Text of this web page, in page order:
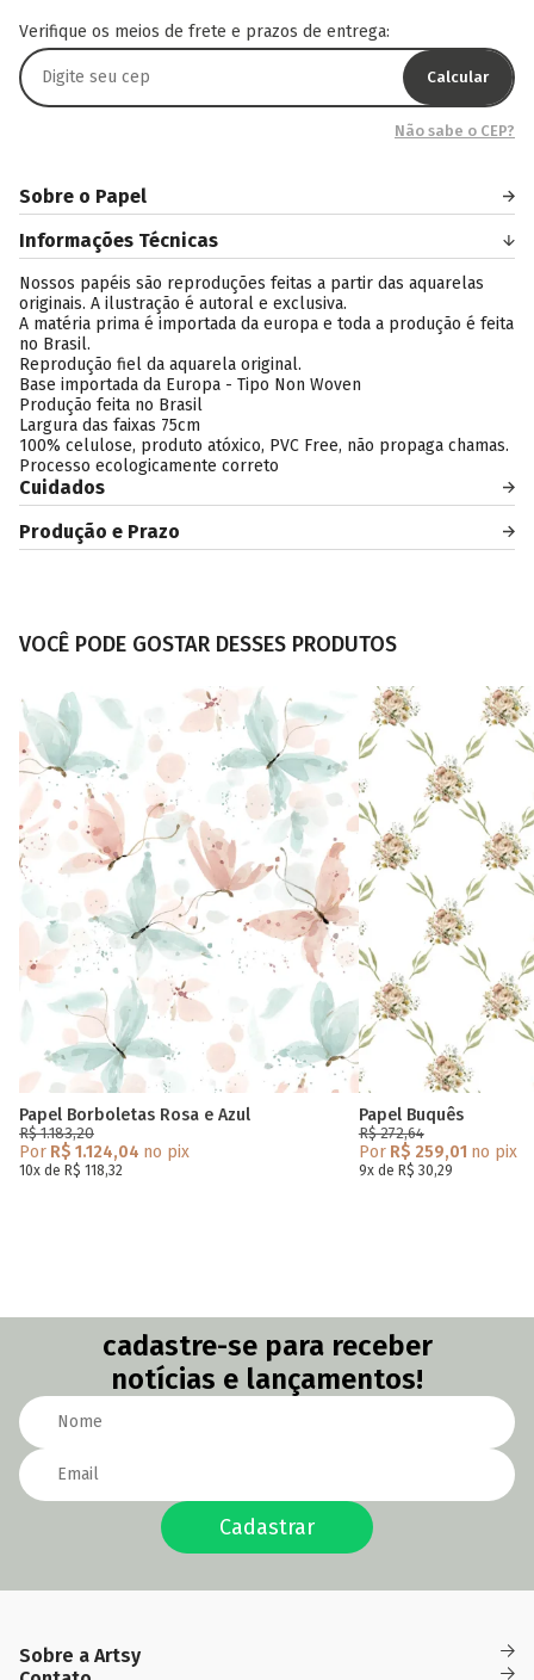
Verifique os meios de frete e prazos de entrega:
Calcular
Não sabe o CEP?
Sobre o Papel
Informações Técnicas
Nossos papéis são reproduções feitas a partir das aquarelas
originais. A ilustração é autoral e exclusiva.
A matéria prima é importada da europa e toda a produção é feita
no Brasil.
Reprodução fiel da aquarela original.
Base importada da Europa - Tipo Non Woven
Produção feita no Brasil
Largura das faixas 75cm
100% celulose, produto atóxico, PVC Free, não propaga chamas.
Processo ecologicamente correto
Cuidados
Produção e Prazo
VOCÊ PODE GOSTAR DESSES PRODUTOS
Papel Borboletas Rosa e Azul
R$ 1.183,20
Por R$ 1.124,04 no pix
10x de R$ 118,32
Papel Buquês
R$ 272,64
PorR$ 259,01 no pix
9x de R$ 30,29
cadastre-se para receber
notícias e lançamentos!
Cadastrar
Sobre a Artsy
(82)
(82)